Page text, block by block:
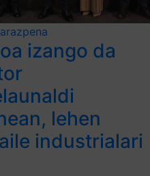
izango da
lehen
industrialari